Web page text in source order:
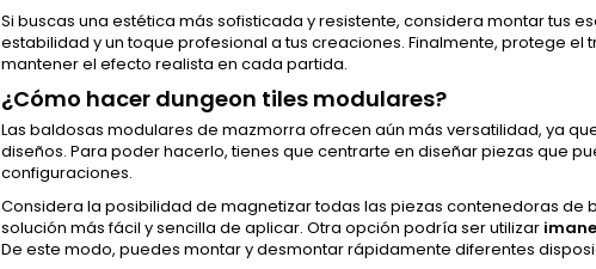
Si buscas una estética más sofisticada y resistente, considera montar tus
estabilidad y un toque profesional a tus creaciones. Finalmente, protege
mantener el efecto realista en cada partida.
¿Cómo hacer dungeon tiles modulares?
Las baldosas modulares de mazmorra ofrecen aún más versatilidad, ya
diseños. Para poder hacerlo, tienes que centrarte en diseñar piezas que
configuraciones.
Considera la posibilidad de magnetizar todas las piezas contenedoras de
solución más fácil y sencilla de aplicar. Otra opción podría ser utilizar
De este modo, puedes montar y desmontar rápidamente diferentes